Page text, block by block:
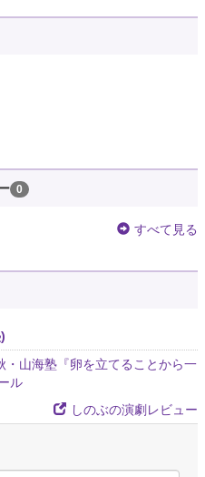
0
すべて見る
・山海塾『卵を立てることから一
ル
しのぶの演劇レビュー